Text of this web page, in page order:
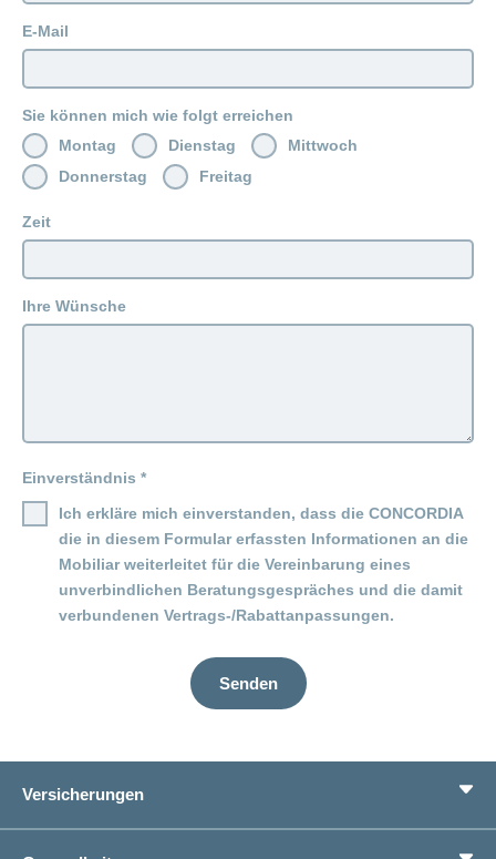
ausblenden
Fitness
Gesund
leben
Lehre
bei
CONCORDIA
E-Mail
Sie können mich wie folgt erreichen
Montag
Dienstag
Mittwoch
Donnerstag
Freitag
Zeit
Ihre Wünsche
Einverständnis
Ich erkläre mich einverstanden, dass die CONCORDIA
die in diesem Formular erfassten Informationen an die
Mobiliar weiterleitet für die Vereinbarung eines
unverbindlichen Beratungsgespräches und die damit
verbundenen Vertrags-/Rabattanpassungen.
Senden
Versicherungen